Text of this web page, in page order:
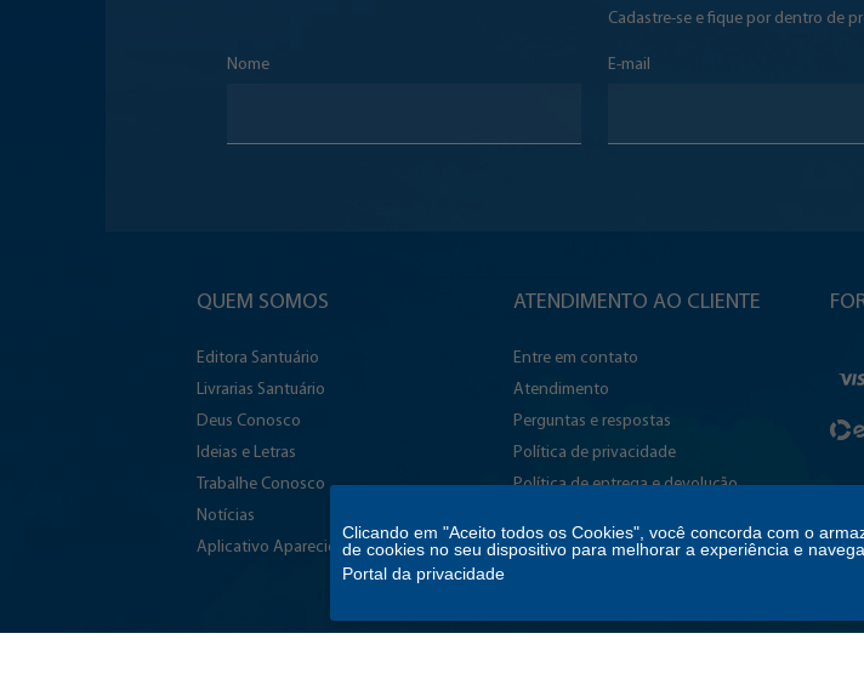
Cadastre-se e fique por dentro de
Nome E-mail
QUEM SOMOS
Editora Santuário
Livrarias Santuário
Deus Conosco
Ideias e Letras
Trabalhe Conosco
Notícias
Aplicativo Aparecida
ATENDIMENTO AO CLIENTE
Entre em contato
Atendimento
Perguntas e respostas
Política de privacidade
Política de entrega e devolução
Acessibilidade
Clicando em "Aceito todos os Cookies", você concorda com o
de cookies no seu dispositivo para melhorar a experiência e
Portal da privacidade